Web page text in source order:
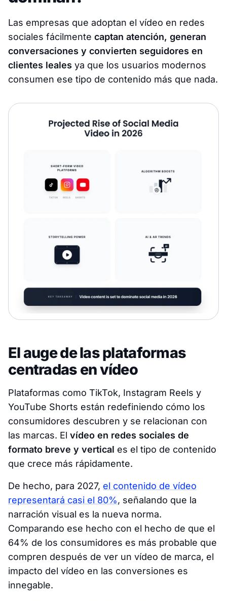
Las empresas que adoptan el vídeo en redes
sociales fácilmente captan atención, generan
conversaciones y convierten seguidores en
clientes leales ya que los usuarios modernos
consumen ese tipo de contenido más que nada.
El auge de las plataformas
centradas en vídeo
Plataformas como TikTok, Instagram Reels y
YouTube Shorts están redefiniendo cómo los
consumidores descubren y se relacionan con
las marcas. El vídeo en redes sociales de
formato breve y vertical es el tipo de contenido
que crece más rápidamente.
De hecho, para 2027, el contenido de vídeo
representará casi el 80%, señalando que la
narración visual es la nueva norma.
Comparando ese hecho con el hecho de que el
64% de los consumidores es más probable que
compren después de ver un vídeo de marca, el
impacto del vídeo en las conversiones es
innegable.